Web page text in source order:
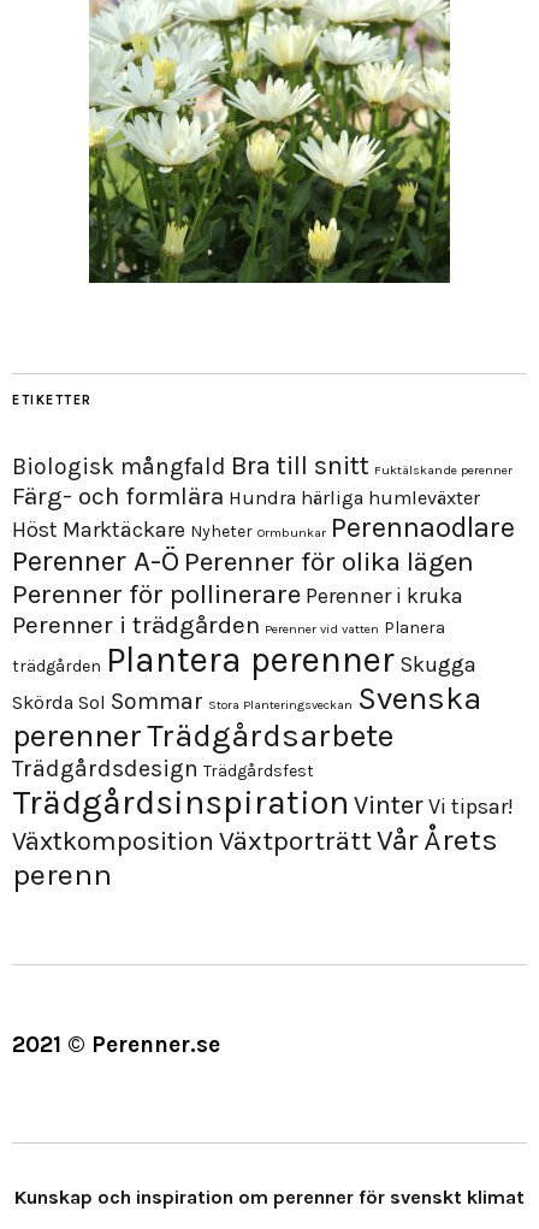
ETIKETTER
Biologisk mångfald Bra till snitt Fuktälskande perenner
Färg- och formlära Hundra härliga humleväxter
Höst Marktäckare Nyheter Ormbunkar Perennaodlare
Perenner A-Ö Perenner för olika lägen
Perenner för pollinerare Perenner i kruka
Perenner i trädgården Perenner vid vatten Planera
trädgården Plantera perenner Skugga
Skörda Sol Sommar Stora Planteringsveckan Svenska
perennerTrädgårdsarbete
Trädgårdsdesign Trädgårdsfest
Trädgårdsinspiration VinterVi tipsar!
Växtkomposition VäxtporträttVårÅrets
perenn
2021 © Perenner.se
Kunskap och inspiration om perenner för svenskt klimat